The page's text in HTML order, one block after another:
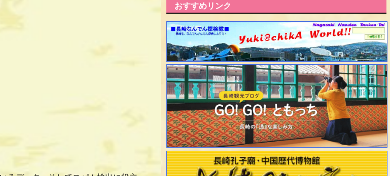
おすすめリンク